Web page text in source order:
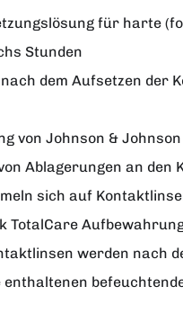
für harte
Stunden
dem Aufsetzen der
von Johnson & Johnson
Ablagerungen an
sich auf
TotalCare
werden nach